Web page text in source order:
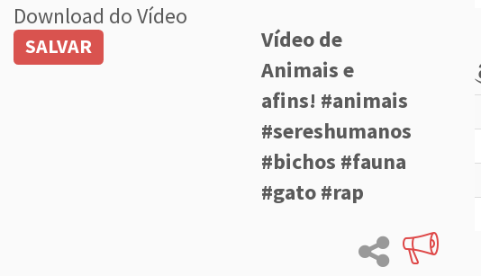
Download do Vídeo
SALVAR
Vídeo de
Animais e
afins! #animais
#sereshumanos
#bichos #fauna
#gato #rap